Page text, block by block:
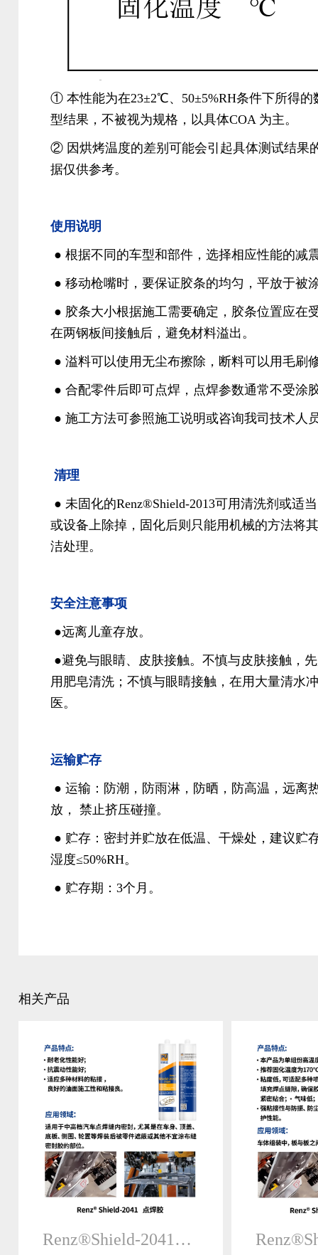
① 本性能为在23±2℃、50±5%RH条件下所得的
型结果，不被视为规格，以具体COA 为主。
② 因烘烤温度的差别可能会引起具体测试结果
据仅供参考。
使用说明
● 根据不同的车型和部件，选择相应性能的减
● 移动枪嘴时，要保证胶条的均匀，平放于被
● 胶条大小根据施工需要确定，胶条位置应在
在两钢板间接触后，避免材料溢出。
● 溢料可以使用无尘布擦除，断料可以用毛刷
● 合配零件后即可点焊，点焊参数通常不受涂
● 施工方法可参照施工说明或咨询我司技术人
清理
● 未固化的Renz®Shield-2013可用清洗剂或适
或设备上除掉，固化后则只能用机械的方法将
洁处理。
安全注意事项
●远离儿童存放。
●避免与眼睛、皮肤接触。不慎与皮肤接触，
用肥皂清洗；不慎与眼睛接触，在用大量清水
医。
运输贮存
● 运输：防潮，防雨淋，防晒，防高温，远离
放， 禁止挤压碰撞。
● 贮存：密封并贮放在低温、干燥处，建议贮
湿度≤50%RH。
● 贮存期：3个月。
相关产品
Renz®Shield-2041点焊密封胶